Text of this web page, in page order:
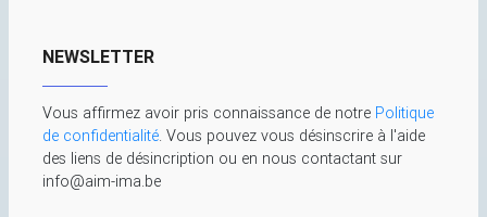
NEWSLETTER
Vous affirmez avoir pris connaissance de notre Politique
de confidentialité. Vous pouvez vous désinscrire à l'aide
des liens de désincription ou en nous contactant sur
info@aim-ima.be